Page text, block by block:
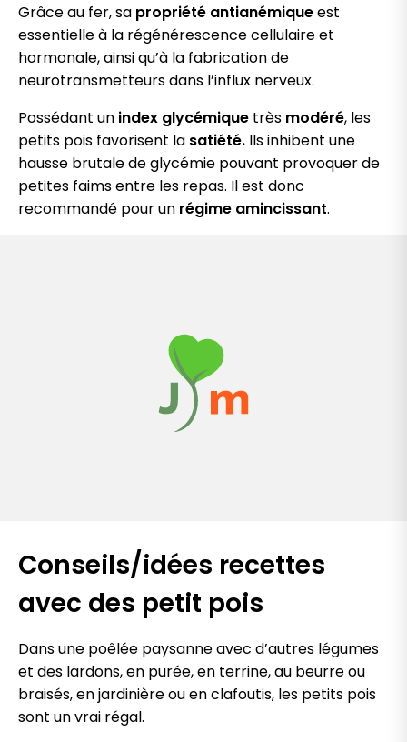
Grâce au fer, sa propriété antianémiqueest
essentielle à la régénérescence cellulaire et
hormonale, ainsi qu’à la fabrication de
neurotransmetteurs dans l’influx nerveux.
Possédant un index glycémique très modéré, les
petits pois favorisent la satiété. Ils inhibent une
hausse brutale de glycémie pouvant provoquer de
petites faims entre les repas. Il est donc
recommandé pour un régime amincissant.
Conseils/idées recettes
avec des petit pois
Dans une poêlée paysanne avec d’autres légumes
et des lardons, en purée, en terrine, au beurre ou
braisés, en jardinière ou en clafoutis, les petits pois
sont un vrai régal.